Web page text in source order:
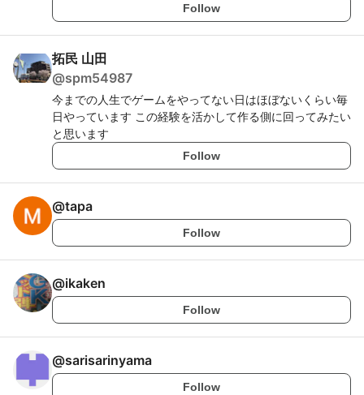
Follow
拓民 山田
@spm54987
今までの人生でゲームをやってない日はほぼないくらい毎
日やっています この経験を活かして作る側に回ってみたい
と思います
Follow
@tapa
Follow
@ikaken
Follow
@sarisarinyama
Follow